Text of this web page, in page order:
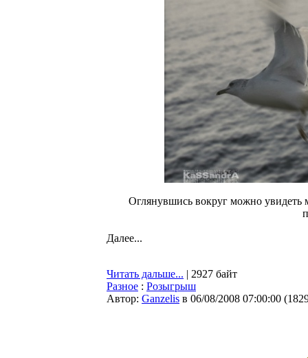
Оглянувшись вокруг можно увидеть
Далее...
Читать дальше... | 2927 байт
Разное : Розыгрыш
Автор: Ganzelis в 06/08/2008 07:00:00 (